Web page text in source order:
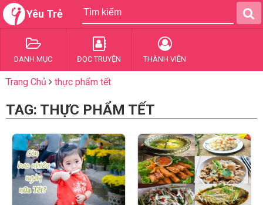
Yêu Trẻ
DANH MỤC ĐỌC TRUYỆN THÀNH VIÊN
Trang Chủ thực phẩm tết
TAG: THỰC PHẨM TẾT